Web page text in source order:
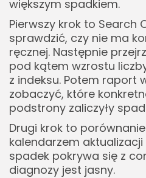
większym spadkiem.
Pierwszy krok to Search
sprawdzić, czy nie ma
ręcznej. Następnie
pod kątem wzrostu
z indeksu. Potem raport
zobaczyć, które
podstrony zaliczyły
Drugi krok to
kalendarzem aktualizacji
spadek pokrywa się z
diagnozy jest jasny.